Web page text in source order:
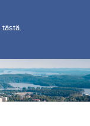
tästä.